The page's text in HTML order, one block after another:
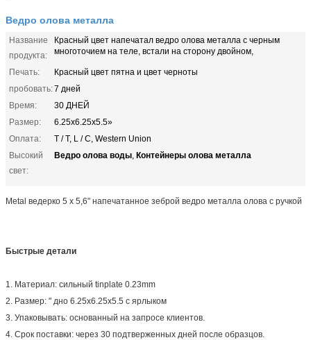
Ведро олова металла
Название
продукта:
Красный цвет напечатал ведро олова металла с черным
многоточием на теле, встали на сторону двойном,
Печать:
Красный цвет пятна и цвет черноты
пробовать:7 дней
Время:
30 ДНЕЙ
Размер:
6.25x6.25x5.5»
Оплата:
T / T, L / C, Western Union
Высокий
свет:
Ведро олова воды, Контейнеры олова металла
Metal ведерко 5 x 5,6" напечатанное зеброй ведро металла олова с ручкой
Быстрые детали
1. Материал: сильный tinplate 0.23mm
2. Размер: " дно 6.25x6.25x5.5 с ярлыком
3. Упаковывать: основанный на запросе клиентов.
4. Срок поставки: через 30 подтверженных дней после образцов.